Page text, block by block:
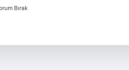
Bırak